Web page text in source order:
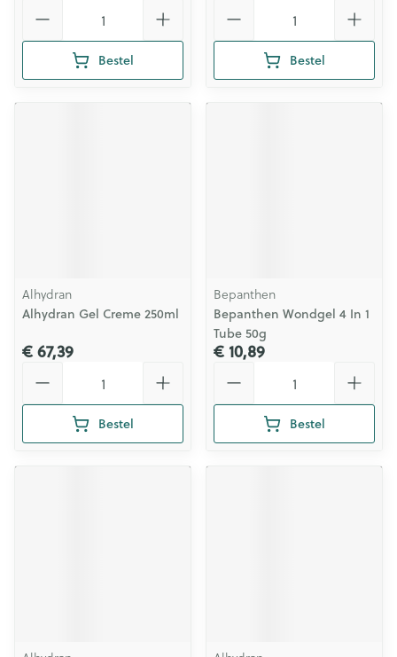
Bestel Bestel
Alhydran
Alhydran Gel Creme 250ml
€ 67,39
Bestel
Bepanthen
Bepanthen Wondgel 4 In 1
Tube 50g
€ 10,89
Bestel